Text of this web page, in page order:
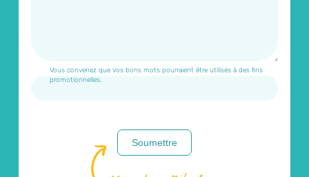
Soumettre